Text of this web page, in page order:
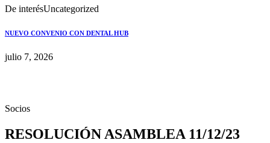
De interésUncategorized
NUEVO CONVENIO CON DENTAL HUB
julio 7, 2026
Socios
RESOLUCIÓN ASAMBLEA 11/12/23